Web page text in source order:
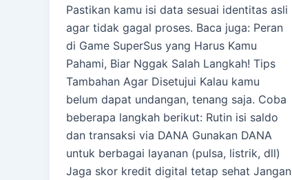
Pastikan kamu isi data sesuai identitas asli
agar tidak gagal proses. Baca juga: Peran
di Game SuperSus yang Harus Kamu
Pahami, Biar Nggak Salah Langkah! Tips
Tambahan Agar Disetujui Kalau kamu
belum dapat undangan, tenang saja. Coba
beberapa langkah berikut: Rutin isi saldo
dan transaksi via DANA Gunakan DANA
untuk berbagai layanan (pulsa, listrik, dll)
Jaga skor kredit digital tetap sehat Jangan